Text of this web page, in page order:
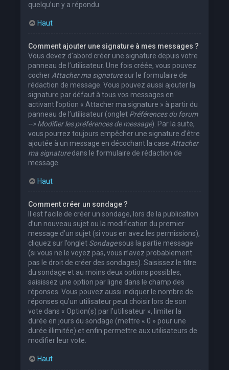
quelqu’un y a répondu.
Haut
Comment ajouter une signature à mes messages ?
Vous devez d’abord créer une signature depuis votre
panneau de l’utilisateur. Une fois créée, vous pouvez
cocher Attacher ma signaturesur le formulaire de
rédaction de message. Vous pouvez aussi ajouter la
signature par défaut à tous vos messages en
activant l’option « Attacher ma signature » à partir du
panneau de l’utilisateur (onglet Préférences du forum
--> Modifier les préférences de message). Par la suite,
vous pourrez toujours empêcher une signature d’être
ajoutée à un message en décochant la case Attacher
ma signaturedans le formulaire de rédaction de
message.
Haut
Comment créer un sondage ?
Il est facile de créer un sondage, lors de la publication
d’un nouveau sujet ou la modification du premier
message d’un sujet (si vous en avez les permissions),
cliquez sur l’onglet Sondagesous la partie message
(si vous ne le voyez pas, vous n’avez probablement
pas le droit de créer des sondages). Saisissez le titre
du sondage et au moins deux options possibles,
saisissez une option par ligne dans le champ des
réponses. Vous pouvez aussi indiquer le nombre de
réponses qu’un utilisateur peut choisir lors de son
vote dans « Option(s) par l’utilisateur », limiter la
durée en jours du sondage (mettre « 0 » pour une
durée illimitée) et enfin permettre aux utilisateurs de
modifier leur vote.
Haut